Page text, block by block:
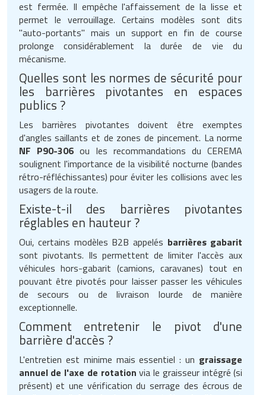
est fermée. Il empêche l'affaissement de la lisse et
permet le verrouillage. Certains modèles sont dits
"auto-portants" mais un support en fin de course
prolonge considérablement la durée de vie du
mécanisme.
Quelles sont les normes de sécurité pour
les barrières pivotantes en espaces
publics ?
Les barrières pivotantes doivent être exemptes
d'angles saillants et de zones de pincement. La norme
NF P90-306ou les recommandations du CEREMA
soulignent l'importance de la visibilité nocturne (bandes
rétro-réfléchissantes) pour éviter les collisions avec les
usagers de la route.
Existe-t-il des barrières pivotantes
réglables en hauteur ?
Oui, certains modèles B2B appelés barrières gabarit
sont pivotants. Ils permettent de limiter l'accès aux
véhicules hors-gabarit (camions, caravanes) tout en
pouvant être pivotés pour laisser passer les véhicules
de secours ou de livraison lourde de manière
exceptionnelle.
Comment entretenir le pivot d'une
barrière d'accès ?
L'entretien est minime mais essentiel : un graissage
annuel de l'axe de rotation via le graisseur intégré (si
présent) et une vérification du serrage des écrous de